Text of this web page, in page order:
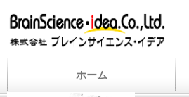
ホーム